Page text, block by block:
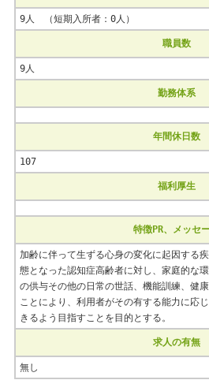
9人 （短期入所者：0人）
職員数
9人
勤務体系
年間休日数
107
福利厚生
特徴PR、メッセ
加齢に伴って生ずる心身の変化に起因する
態となった認知症高齢者に対し、家庭的な
の供与その他の日常の世話、機能訓練、健
ことにより、利用者がその有する能力に応
きるよう目指すことを目的とする。
求人の有無
無し